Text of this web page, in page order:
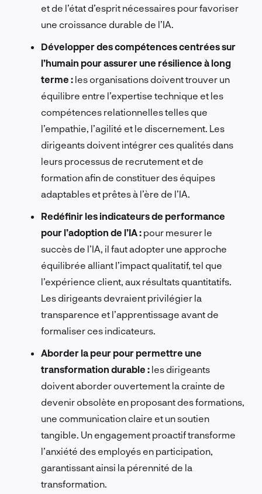
et de l’état d’esprit nécessaires pour favoriser
une croissance durable de l’IA.
Développer des compétences centrées sur
l’humain pour assurer une résilience à long
terme : les organisations doivent trouver un
équilibre entre l’expertise technique et les
compétences relationnelles telles que
l’empathie, l’agilité et le discernement. Les
dirigeants doivent intégrer ces qualités dans
leurs processus de recrutement et de
formation afin de constituer des équipes
adaptables et prêtes à l’ère de l’IA.
Redéfinir les indicateurs de performance
pour l’adoption de l’IA : pour mesurer le
succès de l’IA, il faut adopter une approche
équilibrée alliant l’impact qualitatif, tel que
l’expérience client, aux résultats quantitatifs.
Les dirigeants devraient privilégier la
transparence et l’apprentissage avant de
formaliser ces indicateurs.
Aborder la peur pour permettre une
transformation durable : les dirigeants
doivent aborder ouvertement la crainte de
devenir obsolète en proposant des formations,
une communication claire et un soutien
tangible. Un engagement proactif transforme
l’anxiété des employés en participation,
garantissant ainsi la pérennité de la
transformation.